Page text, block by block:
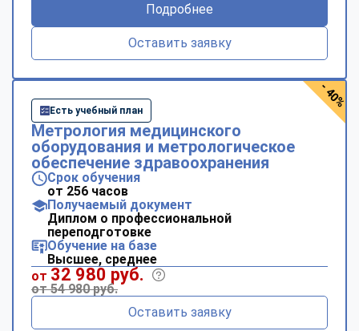
Подробнее
Оставить заявку
Есть учебный план
Метрология медицинского
оборудования и метрологическое
обеспечение здравоохранения
Срок обучения
от 256 часов
Получаемый документ
Диплом о профессиональной
переподготовке
Обучение на базе
Высшее, среднее
от 32 980 руб.
от 54 980 руб.
Оставить заявку
- 40%